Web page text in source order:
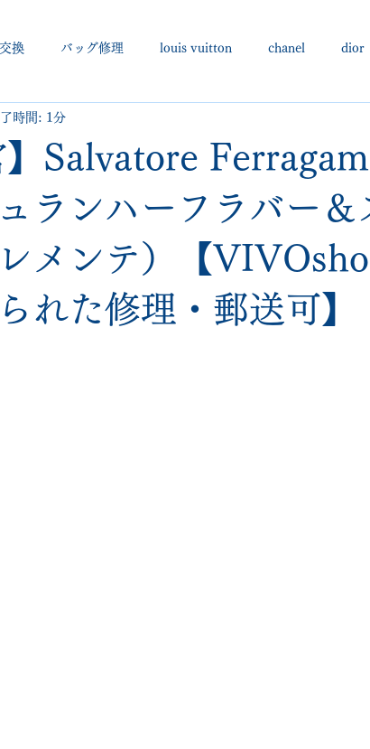
換 バッグ修理 louis vuitton chanel dior
allen edmonds
ーニング•撥水コーティング ハーフラバー • ヒール交換等
cox hermes regal saint laurent redwing
】Salvatore
ランハーフラバー＆
メンテ）【
れた修理・郵送可】
時間: 1分
ています。